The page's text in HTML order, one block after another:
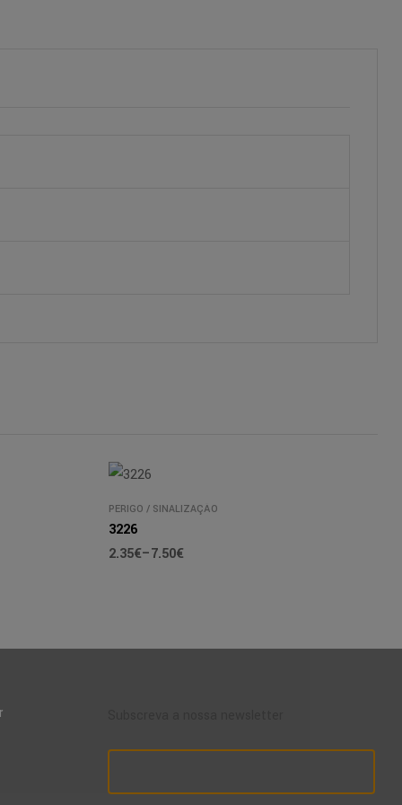
PERIGO / SINALIZAÇÃO
3226
2.35€–7.50€